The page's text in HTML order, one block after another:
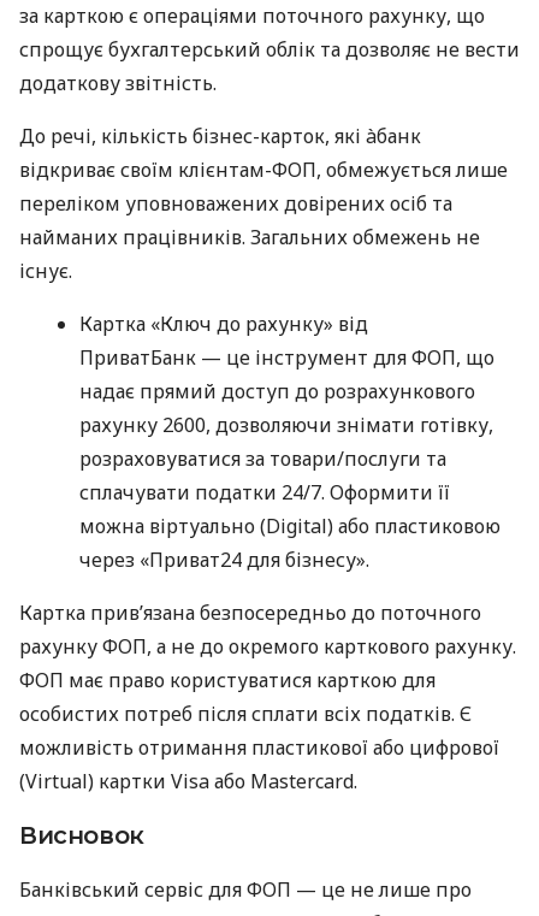
за карткою є операціями поточного рахунку, що
спрощує бухгалтерський облік та дозволяє не вести
додаткову звітність.
До речі, кількість бізнес-карток, які àбанк
відкриває своїм клієнтам-ФОП, обмежується лише
переліком уповноважених довірених осіб та
найманих працівників. Загальних обмежень не
існує.
Картка «Ключ до рахунку» від
ПриватБанк — це інструмент для ФОП, що
надає прямий доступ до розрахункового
рахунку 2600, дозволяючи знімати готівку,
розраховуватися за товари/послуги та
сплачувати податки 24/7. Оформити її
можна віртуально (Digital) або пластиковою
через «Приват24 для бізнесу».
Картка прив’язана безпосередньо до поточного
рахунку ФОП, а не до окремого карткового рахунку.
ФОП має право користуватися карткою для
особистих потреб після сплати всіх податків. Є
можливість отримання пластикової або цифрової
(Virtual) картки Visa або Mastercard.
Висновок
Банківський сервіс для ФОП — це не лише про